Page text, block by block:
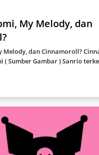
My Melody, dan
Melody, dan Cinnamoroll?
( Sumber Gambar ) Sanrio